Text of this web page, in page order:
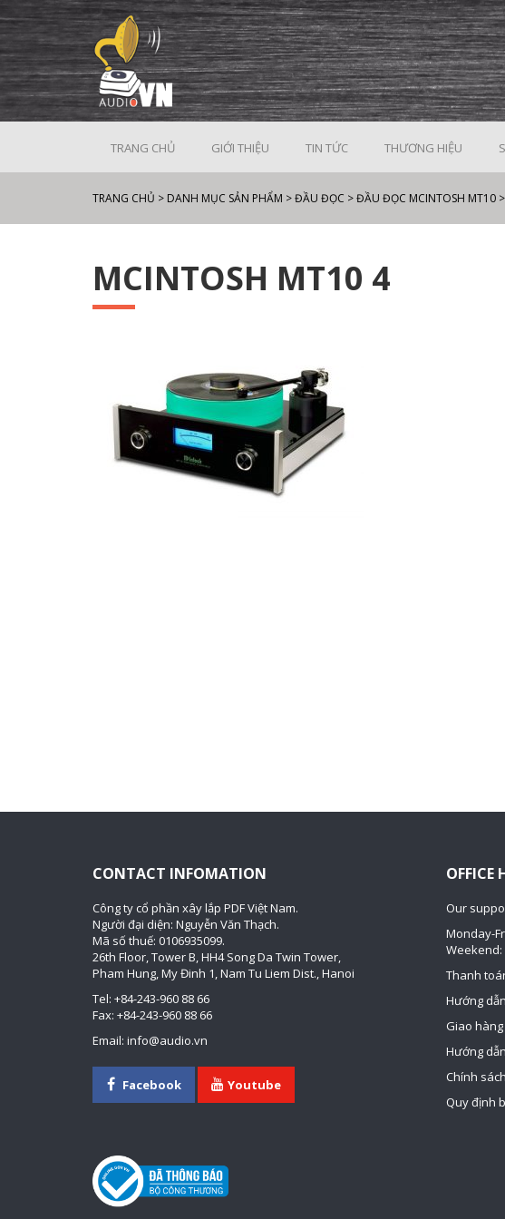
TRANG CHỦ GIỚI THIỆU TIN TỨC THƯƠNG HIỆU
TRANG CHỦ > DANH MỤC SẢN PHẨM >ĐẦU ĐỌC >ĐẦU ĐỌC MCINTOSH MT10 >
MCINTOSH MT10 4
CONTACT INFOMATION
Công ty cổ phần xây lắp PDF Việt Nam.
Người đại diện: Nguyễn Văn Thạch.
Mã số thuế: 0106935099.
26th Floor, Tower B, HH4 Song Da Twin Tower,
Pham Hung, My Đinh 1, Nam Tu Liem Dist., Hanoi
Tel: +84-243-960 88 66
Fax: +84-243-960 88 66
Email: info@audio.vn
Facebook Youtube
OFFICE
Our
Monday-
Weekend:
Thanh
Hướng
Giao
Hướng
Chính
Quy định